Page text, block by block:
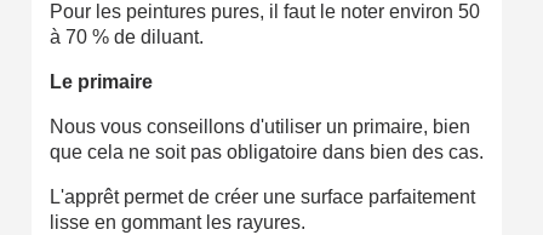
Pour les peintures pures, il faut le noter environ 50
à 70 % de diluant.
Le primaire
Nous vous conseillons d'utiliser un primaire, bien
que cela ne soit pas obligatoire dans bien des cas.
L'apprêt permet de créer une surface parfaitement
lisse en gommant les rayures.